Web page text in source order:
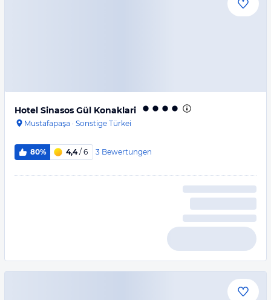
Hotel Sinasos Gül Konaklari
Mustafapaşa · Sonstige Türkei
80% 4,4/ 6 3 Bewertungen